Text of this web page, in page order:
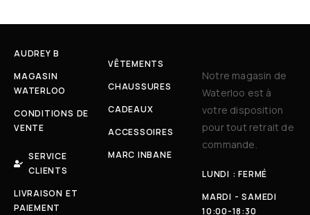
AUDREY B
MAGASIN
WATERLOO
CONDITIONS DE
VENTE
SERVICE
CLIENTS
LIVRAISON ET
PAIEMENT
VÊTEMENTS
CHAUSSURES
CADEAUX
ACCESSOIRES
MARC INBANE
Notre magasin de
Waterloo est à
votre disposition
pour tout retrait de
commande.
LUNDI : FERMÉ
MARDI - SAMEDI
10:00-18:30